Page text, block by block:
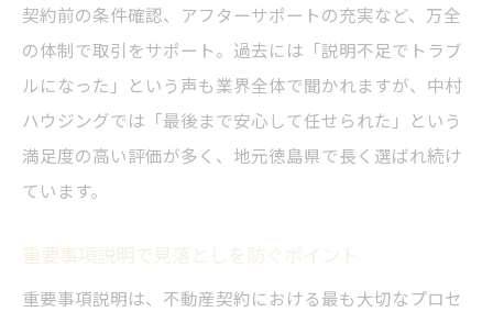
契約前の条件確認、アフターサポートの充実など、万全
の体制で取引をサポート。過去には「説明不足でトラブ
ルになった」という声も業界全体で聞かれますが、中村
ハウジングでは「最後まで安心して任せられた」という
満足度の高い評価が多く、地元徳島県で長く選ばれ続け
ています。
重要事項説明で見落としを防ぐポイント
重要事項説明は、不動産契約における最も大切なプロセ